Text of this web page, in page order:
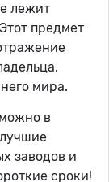
лежит
предмет
мира.
в
заводов и
сроки!